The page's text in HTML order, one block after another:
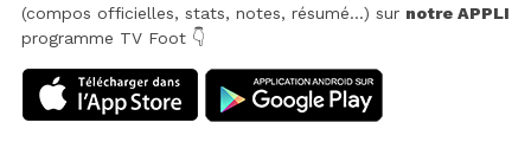
(compos officielles, stats, notes, résumé...) sur notre APPLI
programme TV Foot 👇